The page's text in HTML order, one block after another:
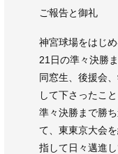
ご報告と御礼
神宮球場をはじ
21日の準々決勝
同窓生、後援会
して下さったこ
準々決勝まで勝
て、東東京大会
指して日々邁進し